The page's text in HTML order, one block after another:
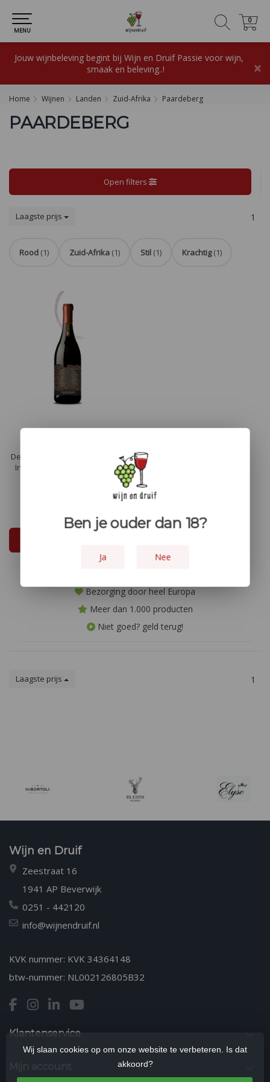
0
0
MENU
Jouw wijnbeleving begint bij Wijn en Druif Passie voor wijn,
smaak en beleving..!
×
Home Wijnen Landen Zuid-Afrika Paardeberg
PAARDEBERG
Open filters
Laagste prijs 1
Rood (1) Zuid-Afrika (1) Stil (1) Krachtig (1)
Ayama Carignan
De Ayama Carignan Fermented
In Music heeft een sappig en
kruidig smaakprofiel met tonen
van rijpe rode vruchten, zoals
en een elegante, zachte
Bezorging door heel Europa
Meer dan 1.000 producten
Niet goed? geld terug!
Laagste prijs 1
Wijn en Druif
Zeestraat 16
1941 AP Beverwijk
0251 - 442120
info@wijnendruif.nl
KVK nummer: KVK 34364148
btw-nummer: NL002126805B32
Klantenservice
Wij slaan cookies op om onze website te verbeteren. Is dat
akkoord?
Ben je ouder dan 18?
Ja Nee